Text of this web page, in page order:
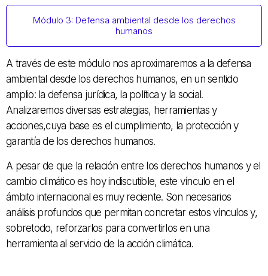
Módulo 3: Defensa ambiental desde los derechos
humanos
A través de este módulo nos aproximaremos a la defensa
ambiental desde los derechos humanos, en un sentido
amplio: la defensa jurídica, la política y la social.
Analizaremos diversas estrategias, herramientas y
acciones,cuya base es el cumplimiento, la protección y
garantía de los derechos humanos.
A pesar de que la relación entre los derechos humanos y el
cambio climático es hoy indiscutible, este vínculo en el
ámbito internacional es muy reciente. Son necesarios
análisis profundos que permitan concretar estos vínculos y,
sobretodo, reforzarlos para convertirlos en una
herramienta al servicio de la acción climática.